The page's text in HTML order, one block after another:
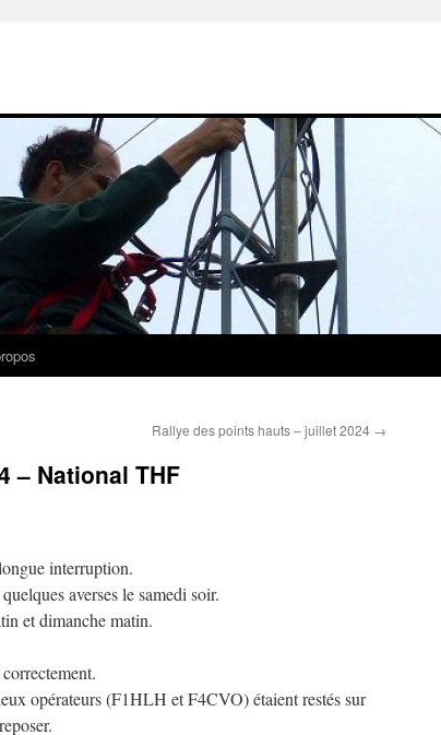
Rallye des points hauts – juillet 2024 →
– National THF
interruption.
averses le samedi soir.
et dimanche matin.
opérateurs (F1HLH et F4CVO) étaient restés sur